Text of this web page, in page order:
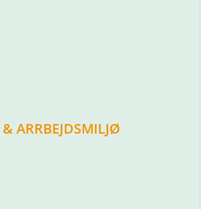
& ARRBEJDSMILJØ